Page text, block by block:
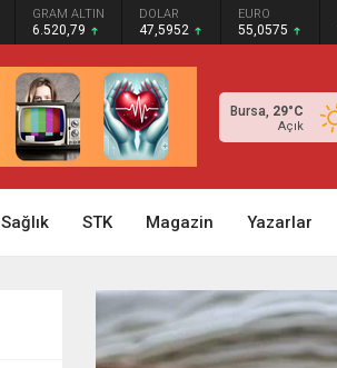
GRAM ALTIN
6.520,79
DOLAR
47,5952
EURO
55,0575
Bursa, 29°C
Açık
Sağlık STK Magazin Yazarlar